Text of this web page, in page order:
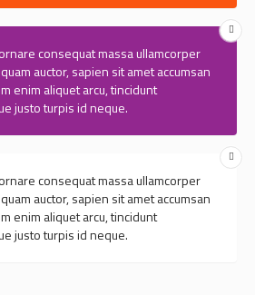
consequat massa ullamcorper
auctor, sapien sit amet accumsan
enim aliquet arcu, tincidunt
justo turpis id neque.
consequat massa ullamcorper
auctor, sapien sit amet accumsan
enim aliquet arcu, tincidunt
justo turpis id neque.